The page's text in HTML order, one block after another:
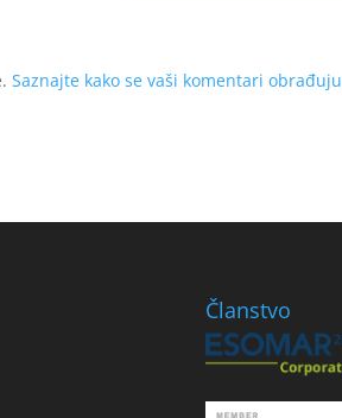
Saznajte kako se vaši komentari obrađuju
Članstvo